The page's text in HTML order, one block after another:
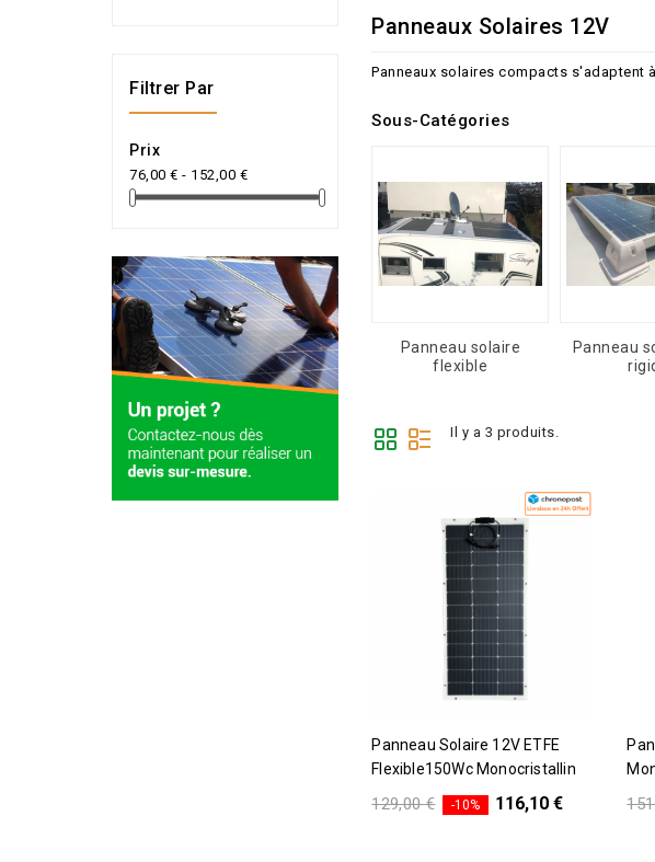
Filtrer Par
Prix
76,00 € - 152,00 €
Panneaux Solaires 12V
Panneaux solaires compacts s'adaptent
Sous-Catégories
Panneau solaire
flexible
Panneau
Il y a 3 produits.
Panneau Solaire 12V ETFE
Flexible150Wc Monocristallin
129,00 € -10% 116,10 €
Panneau Solaire 12V 170Wc